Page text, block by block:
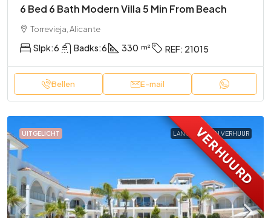
6 Bed 6 Bath Modern Villa 5 Min From Beach
Torrevieja, Alicante
Slpk:6 Badks:6 330 REF: 21015
Bellen E-mail
UITGELICHT VERHUURD
LANGE TERMIJN VERHUUR